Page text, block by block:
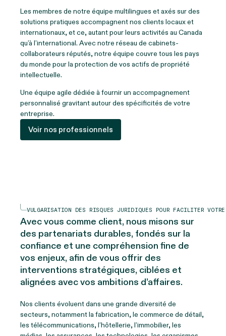
Les membres de notre équipe multilingues et axés sur des
solutions pratiques accompagnent nos clients locaux et
internationaux, et ce, autant pour leurs activités au Canada
qu’à l’international. Avec notre réseau de cabinets-
collaborateurs réputés, notre équipe couvre tous les pays
du monde pour la protection de vos actifs de propriété
intellectuelle.
Une équipe agile dédiée à fournir un accompagnement
personnalisé gravitant autour des spécificités de votre
entreprise.
Voir nos professionnels
VULGARISATION DES RISQUES JURIDIQUES POUR FACILITER
Avec vous comme client, nous misons sur
des partenariats durables, fondés sur la
confiance et une compréhension fine de
vos enjeux, afin de vous offrir des
interventions stratégiques, ciblées et
alignées avec vos ambitions d’affaires.
Nos clients évoluent dans une grande diversité de
secteurs, notamment la fabrication, le commerce de détail,
les télécommunications, l’hôtellerie, l’immobilier, les